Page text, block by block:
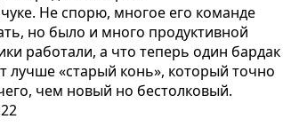
Не спорю, многое его команде
но было и много продуктивной
работали, а что теперь один бардак
лучше «старый конь», который точно
чем новый но бестолковый.